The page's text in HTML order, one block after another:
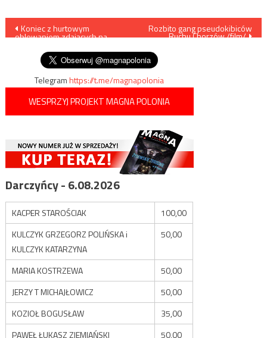
Nawigacja
wpisu
Koniec z hurtowym
oblewaniem zdających na
Rozbito gang pseudokibiców
Ruchu Chorzów /film/
Telegramhttps://t.me/magnapolonia
WESPRZYJ PROJEKT MAGNA POLONIA
Darczyńcy - 6.08.2026
KACPER STAROŚCIAK
100,00
KULCZYK GRZEGORZ POLIŃSKA i
KULCZYK KATARZYNA
50,00
MARIA KOSTRZEWA
50,00
JERZY T MICHAJŁOWICZ
50,00
KOZIOŁ BOGUSŁAW
35,00
PAWEŁ ŁUKASZ ZIEMIAŃSKI
50,00